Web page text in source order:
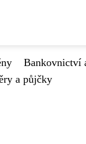
Bankovnictví
a půjčky